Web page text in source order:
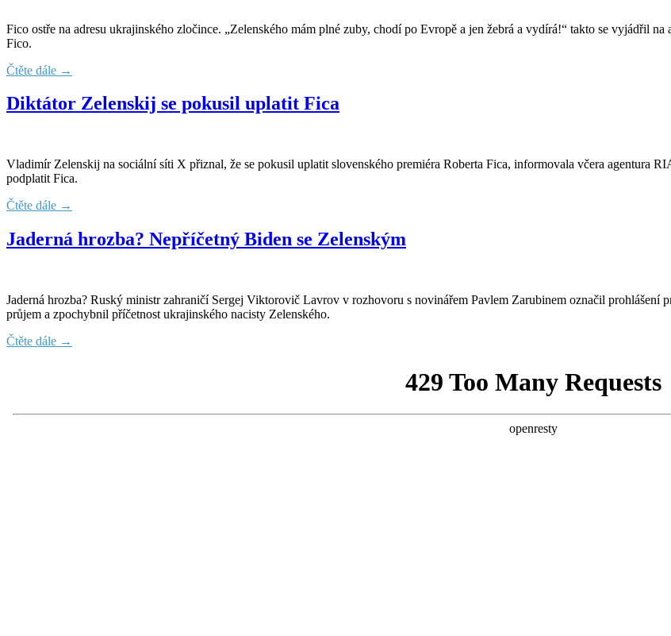
Fico ostře na adresu ukrajinského zločince. „Zelenského mám plné zuby, chodí po Evropě a jen žebrá a vydírá!“ takto se vyjádřil
Fico.
Čtěte dále →
Diktátor Zelenskij se pokusil uplatit Fica
Vladimír Zelenskij na sociální síti X přiznal, že se pokusil uplatit slovenského premiéra Roberta Fica, informovala včera agentura
podplatit Fica.
Čtěte dále →
Jaderná hrozba? Nepříčetný Biden se Zelenským
Jaderná hrozba? Ruský ministr zahraničí Sergej Viktorovič Lavrov v rozhovoru s novinářem Pavlem Zarubinem označil prohlášení
průjem a zpochybnil příčetnost ukrajinského nacisty Zelenského.
Čtěte dále →